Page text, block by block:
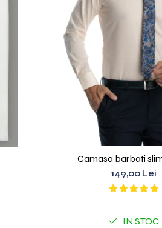
Camasa barbati
149,00 Lei
IN STOC